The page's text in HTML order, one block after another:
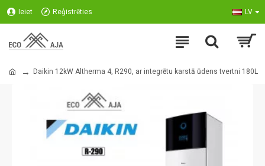
Ieiet Reģistrēties LV
Daikin 12kW Altherma 4, R290, ar integrētu karstā ūdens tvertni 180L